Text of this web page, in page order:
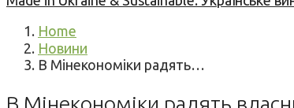
Home
Новини
В Мінекономіки радять…